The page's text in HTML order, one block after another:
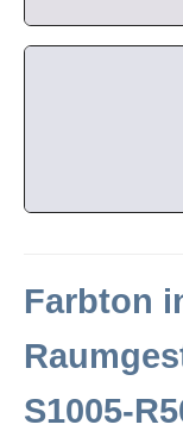
Farbton
S1005-